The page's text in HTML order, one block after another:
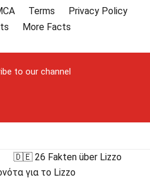
Terms
Privacy Policy
More Facts
to our channel
🇩🇪 26 Fakten über Lizzo
για το Lizzo